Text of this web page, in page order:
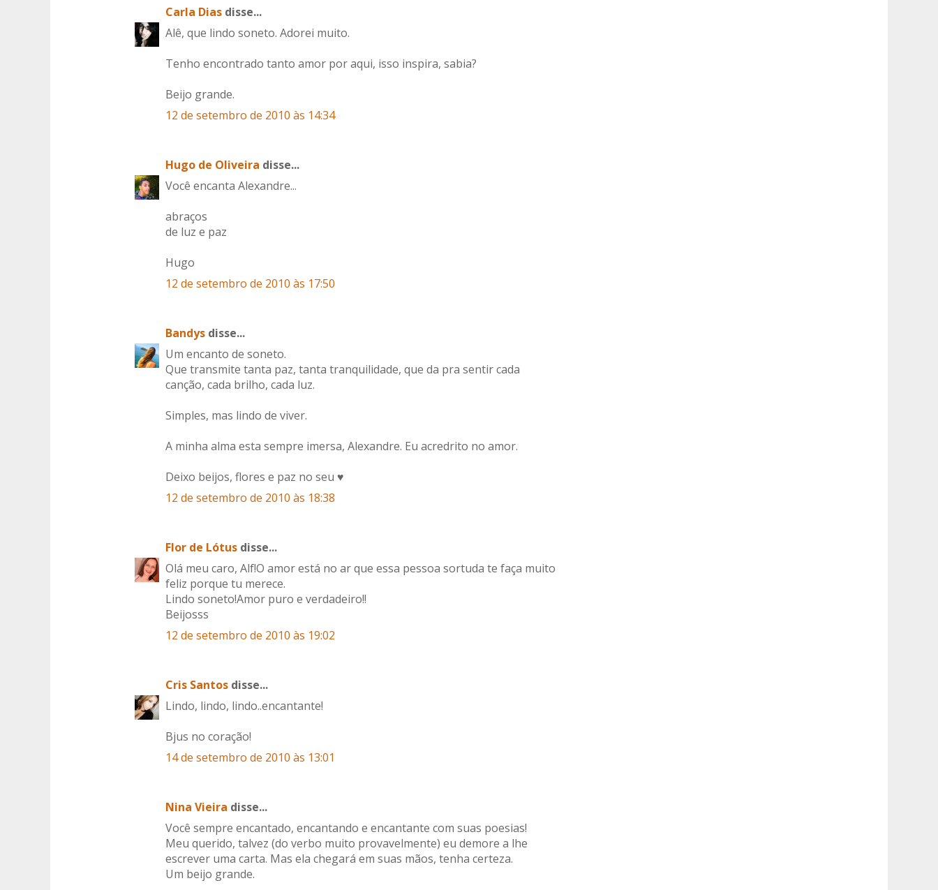
Carla Dias disse...
Alê, que lindo soneto. Adorei muito.
Tenho encontrado tanto amor por aqui, isso inspira, sabia?
Beijo grande.
12 de setembro de 2010 às 14:34
Hugo de Oliveira disse...
Você encanta Alexandre...
abraços
de luz e paz
Hugo
12 de setembro de 2010 às 17:50
Bandys disse...
Um encanto de soneto.
Que transmite tanta paz, tanta tranquilidade, que da pra sentir cada
canção, cada brilho, cada luz.
Simples, mas lindo de viver.
A minha alma esta sempre imersa, Alexandre. Eu acredrito no amor.
Deixo beijos, flores e paz no seu ♥
12 de setembro de 2010 às 18:38
Flor de Lótus disse...
Olá meu caro, Alf!O amor está no ar que essa pessoa sortuda te faça muito
feliz porque tu merece.
Lindo soneto!Amor puro e verdadeiro!!
Beijosss
12 de setembro de 2010 às 19:02
Cris Santos disse...
Lindo, lindo, lindo..encantante!
Bjus no coração!
14 de setembro de 2010 às 13:01
Nina Vieira disse...
Você sempre encantado, encantando e encantante com suas poesias!
Meu querido, talvez (do verbo muito provavelmente) eu demore a lhe
escrever uma carta. Mas ela chegará em suas mãos, tenha certeza.
Um beijo grande.